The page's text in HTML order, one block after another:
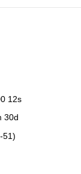
12s
30d
51)